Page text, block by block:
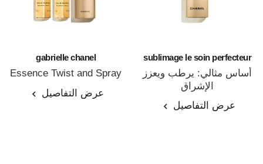
sublimage le soin perfecteur
أساس مثالي: يرطب ويعزز
الإشراق
عرض التفاصيل
gabrielle chanel
Essence Twist and Spray
عرض التفاصيل